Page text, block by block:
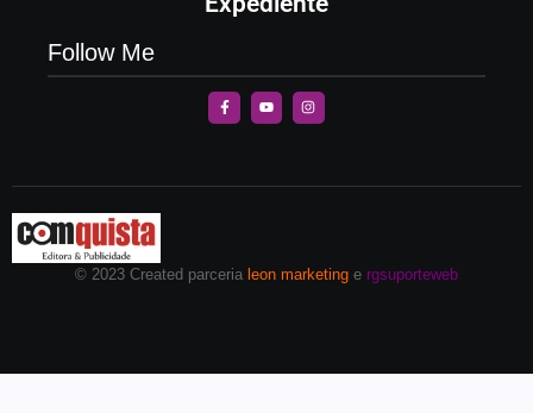
Follow Me
© 2023 Created parceria leon marketing e rgsuporteweb